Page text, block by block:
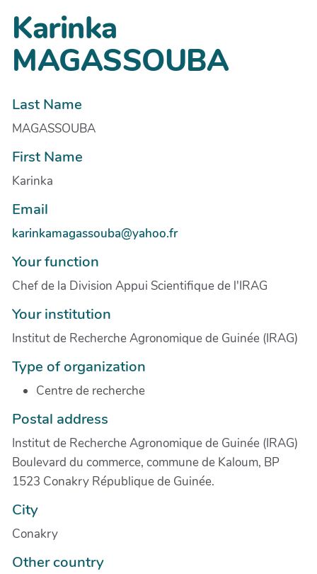
Karinka
MAGASSOUBA
Last Name
MAGASSOUBA
First Name
Karinka
Email
karinkamagassouba@yahoo.fr
Your function
Chef de la Division Appui Scientifique de l'IRAG
Your institution
Institut de Recherche Agronomique de Guinée (IRAG)
Type of organization
Centre de recherche
Postal address
Institut de Recherche Agronomique de Guinée (IRAG)
Boulevard du commerce, commune de Kaloum, BP
1523 Conakry République de Guinée.
City
Conakry
Other country